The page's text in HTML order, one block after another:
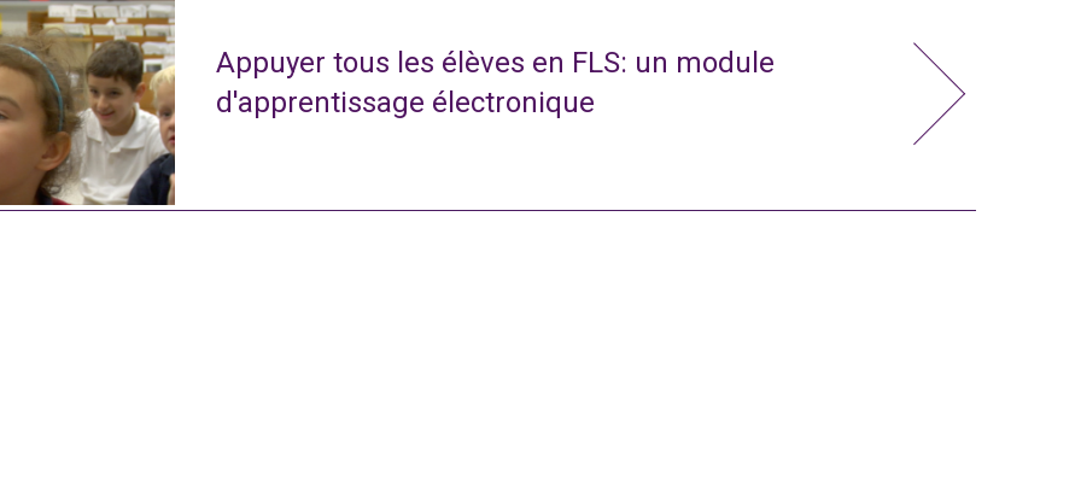
Appuyer tous les élèves en FLS: un module
d'apprentissage électronique